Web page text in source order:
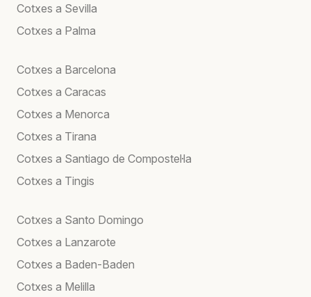
Cotxes a Sevilla
Cotxes a Palma
Cotxes a Barcelona
Cotxes a Caracas
Cotxes a Menorca
Cotxes a Tirana
Cotxes a Santiago de Compostel·la
Cotxes a Tingis
Cotxes a Santo Domingo
Cotxes a Lanzarote
Cotxes a Baden-Baden
Cotxes a Melilla